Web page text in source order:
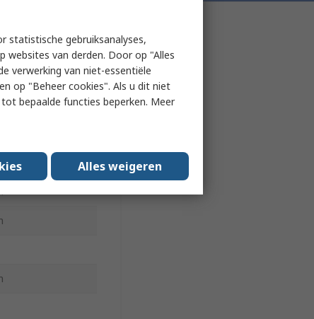
statistische gebruiksanalyses,
websites van derden. Door op "Alles
verwerking van niet-essentiële
op "Beheer cookies". Als u dit niet
bepaalde functies beperken. Meer
Alles weigeren